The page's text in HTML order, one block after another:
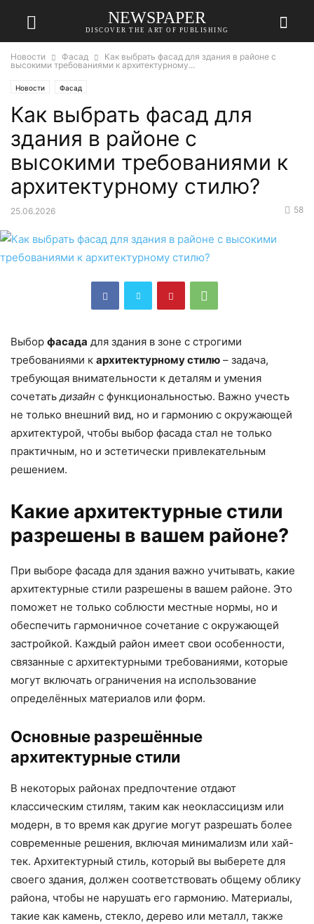
NEWSPAPER
DISCOVER THE ART OF PUBLISHING
Новости Фасад
Как выбрать фасад для здания в районе с
высокими требованиями к архитектурному...
Новости Фасад
Как выбрать фасад для
здания в районе с
высокими требованиями к
архитектурному стилю?
25.06.2026 58
Выбор фасада для здания в зоне с строгими
требованиями к архитектурному стилю – задача,
требующая внимательности к деталям и умения
сочетатьдизайн с функциональностью. Важно учесть
не только внешний вид, но и гармонию с окружающей
архитектурой, чтобы выбор фасада стал не только
практичным, но и эстетически привлекательным
решением.
Какие архитектурные стили
разрешены в вашем районе?
При выборе фасада для здания важно учитывать, какие
архитектурные стили разрешены в вашем районе. Это
поможет не только соблюсти местные нормы, но и
обеспечить гармоничное сочетание с окружающей
застройкой. Каждый район имеет свои особенности,
связанные с архитектурными требованиями, которые
могут включать ограничения на использование
определённых материалов или форм.
Основные разрешённые
архитектурные стили
В некоторых районах предпочтение отдают
классическим стилям, таким как неоклассицизм или
модерн, в то время как другие могут разрешать более
современные решения, включая минимализм или хай-
тек. Архитектурный стиль, который вы выберете для
своего здания, должен соответствовать общему облику
района, чтобы не нарушать его гармонию. Материалы,
такие как камень, стекло, дерево или металл, также